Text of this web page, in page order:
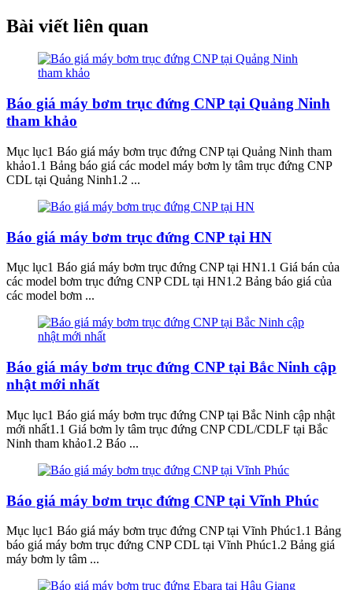
Bài viết liên quan
Báo giá máy bơm trục đứng CNP tại Quảng Ninh
tham khảo
Mục lục1 Báo giá máy bơm trục đứng CNP tại Quảng Ninh tham
khảo1.1 Bảng báo giá các model máy bơm ly tâm trục đứng CNP
CDL tại Quảng Ninh1.2 ...
Báo giá máy bơm trục đứng CNP tại HN
Mục lục1 Báo giá máy bơm trục đứng CNP tại HN1.1 Giá bán của
các model bơm trục đứng CNP CDL tại HN1.2 Bảng báo giá của
các model bơm ...
Báo giá máy bơm trục đứng CNP tại Bắc Ninh cập
nhật mới nhất
Mục lục1 Báo giá máy bơm trục đứng CNP tại Bắc Ninh cập nhật
mới nhất1.1 Giá bơm ly tâm trục đứng CNP CDL/CDLF tại Bắc
Ninh tham khảo1.2 Báo ...
Báo giá máy bơm trục đứng CNP tại Vĩnh Phúc
Mục lục1 Báo giá máy bơm trục đứng CNP tại Vĩnh Phúc1.1 Bảng
báo giá máy bơm trục đứng CNP CDL tại Vĩnh Phúc1.2 Bảng giá
máy bơm ly tâm ...